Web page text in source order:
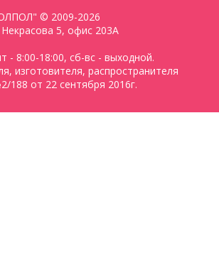
© 2009-2026
5, офис 203А
- 8:00-18:00, сб-вс - выходной.
изготовителя, распространителя
188 от 22 сентября 2016г.